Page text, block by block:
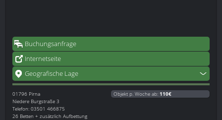
Buchungsanfrage
Internetseite
Geografische Lage
01796 Pirna
Niedere Burgstraße 3
Telefon: 03501 466875
26 Betten + zusätzlich Aufbettung
Objekt p. Woche ab: 110€